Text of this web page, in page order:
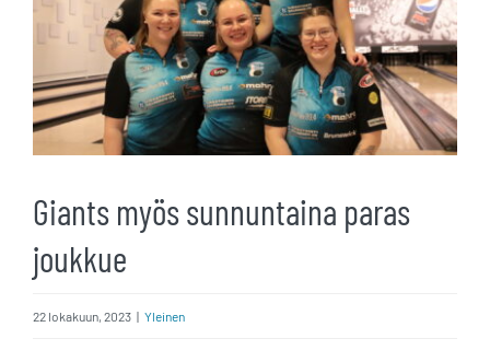
Giants myös sunnuntaina paras
joukkue
22 lokakuun, 2023 | Yleinen